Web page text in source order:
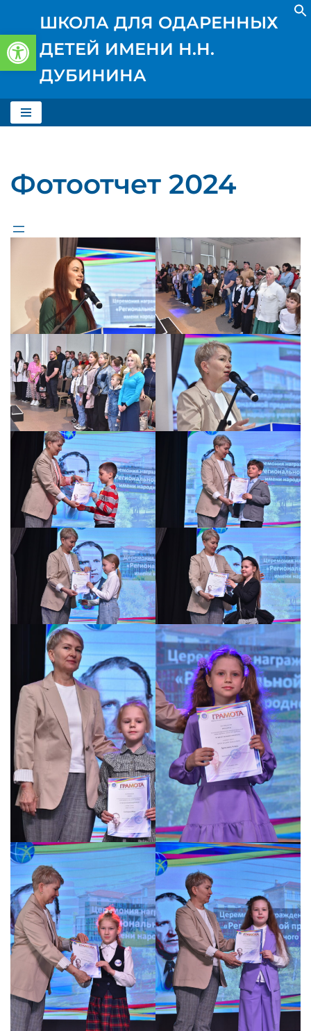
Открыть панель инструментов
Перейти
к
содержимому
ШКОЛА ДЛЯ ОДАРЕННЫХ
ДЕТЕЙ ИМЕНИ Н.Н.
ДУБИНИНА
Фотоотчет 2024